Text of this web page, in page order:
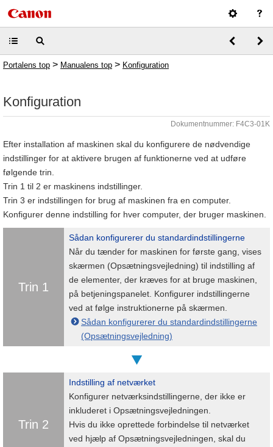
Portalens top > Manualens top > Konfiguration
Konfiguration
Dokumentnummer: F4C3-01K
Efter installation af maskinen skal du konfigurere de nødvendige
indstillinger for at aktivere brugen af funktionerne ved at udføre
følgende trin.
Trin 1 til 2 er maskinens indstillinger.
Trin 3 er indstillingen for brug af maskinen fra en computer.
Konfigurer denne indstilling for hver computer, der bruger maskinen.
Trin 1
Sådan konfigurerer du standardindstillingerne
Når du tænder for maskinen for første gang, vises
skærmen (Opsætningsvejledning) til indstilling af
de elementer, der kræves for at bruge maskinen,
på betjeningspanelet. Konfigurer indstillingerne
ved at følge instruktionerne på skærmen.
Sådan konfigurerer du standardindstillingerne
(Opsætningsvejledning)
Trin 2
Indstilling af netværket
Konfigurer netværksindstillingerne, der ikke er
inkluderet i Opsætningsvejledningen.
Hvis du ikke oprettede forbindelse til netværket
ved hjælp af Opsætningsvejledningen, skal du